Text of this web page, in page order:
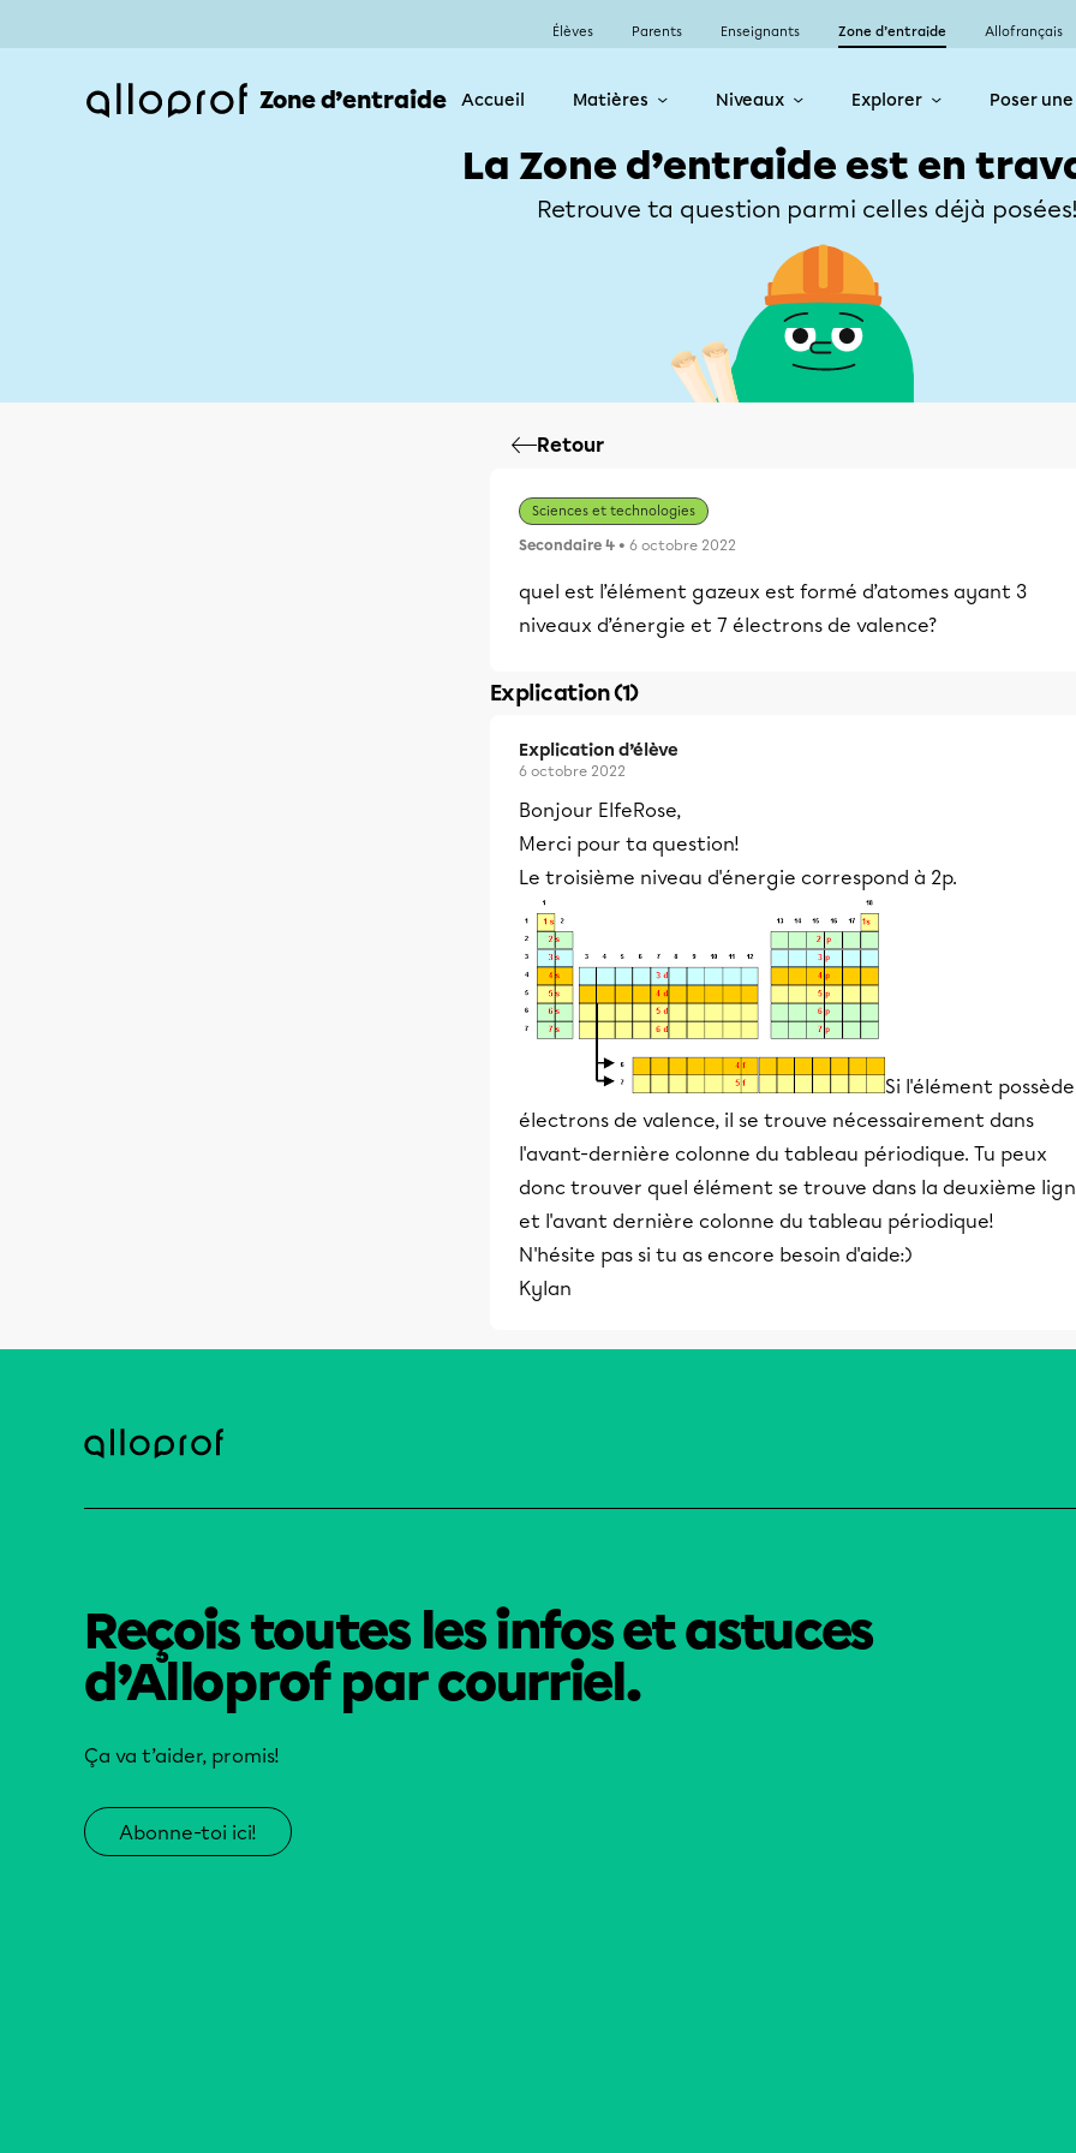
Élèves Parents Enseignants Zone d’entraide Allofrançais
Zone d’entraide Accueil Matières Niveaux Explorer Poser
La Zone d’entraide est en
Retrouve ta question parmi celles déjà
Retour
Sciences et technologies
Secondaire 4 • 6 octobre 2022
quel est l’élément gazeux est formé d’atomes ayant 3
niveaux d’énergie et 7 électrons de valence?
Explication (1)
Explication d’élève
6 octobre 2022
Bonjour ElfeRose,
Merci pour ta question!
Le troisième niveau d'énergie correspond à 2p.
Si l'élément
électrons de valence, il se trouve nécessairement dans
l'avant-dernière colonne du tableau périodique. Tu peux
donc trouver quel élément se trouve dans la deuxième
et l'avant dernière colonne du tableau périodique!
N'hésite pas si tu as encore besoin d'aide:)
Kylan
Reçois toutes les infos et astuces
d’Alloprof par courriel.
Ça va t’aider, promis!
Abonne-toi ici!